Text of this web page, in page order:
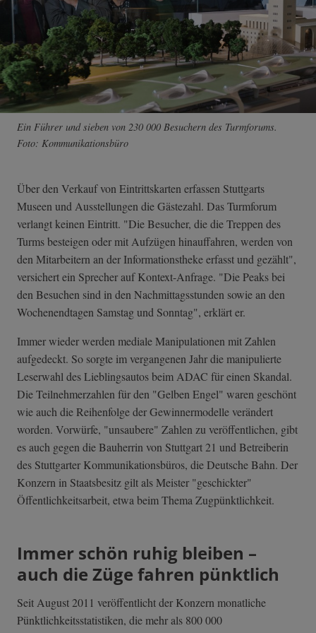
Ein Führer und sieben von 230 000 Besuchern des Turmforums.
Foto: Kommunikationsbüro
Über den Verkauf von Eintrittskarten erfassen Stuttgarts
Museen und Ausstellungen die Gästezahl. Das Turmforum
verlangt keinen Eintritt. "Die Besucher, die die Treppen des
Turms besteigen oder mit Aufzügen hinauffahren, werden von
den Mitarbeitern an der Informationstheke erfasst und gezählt",
versichert ein Sprecher auf Kontext-Anfrage. "Die Peaks bei
den Besuchen sind in den Nachmittagsstunden sowie an den
Wochenendtagen Samstag und Sonntag", erklärt er.
Immer wieder werden mediale Manipulationen mit Zahlen
aufgedeckt. So sorgte im vergangenen Jahr die manipulierte
Leserwahl des Lieblingsautos beim ADAC für einen Skandal.
Die Teilnehmerzahlen für den "Gelben Engel" waren geschönt
wie auch die Reihenfolge der Gewinnermodelle verändert
worden. Vorwürfe, "unsaubere" Zahlen zu veröffentlichen, gibt
es auch gegen die Bauherrin von Stuttgart 21 und Betreiberin
des Stuttgarter Kommunikationsbüros, die Deutsche Bahn. Der
Konzern in Staatsbesitz gilt als Meister "geschickter"
Öffentlichkeitsarbeit, etwa beim Thema Zugpünktlichkeit.
Immer schön ruhig bleiben –
auch die Züge fahren pünktlich
Seit August 2011 veröffentlicht der Konzern monatliche
Pünktlichkeitsstatistiken, die mehr als 800 000